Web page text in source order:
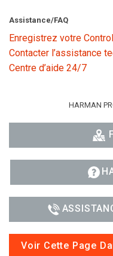
Assistance/FAQ
Enregistrez votre
Contacter l’assistance
Centre d’aide 24/7
HARMAN
Voir Cette Page